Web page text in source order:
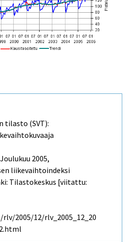
tilasto (SVT):
Joulukuu 2005,
liikevaihtoindeksi
Tilastokeskus [viitattu:
2005/12/rlv_2005_12_20